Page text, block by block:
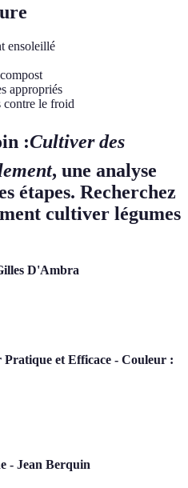
ensoleillé
appropriés
contre le froid
:Cultiver des
, une analyse
étapes. Recherchez
cultiver légumes
D'Ambra
et Efficace - Couleur :
- Jean Berquin